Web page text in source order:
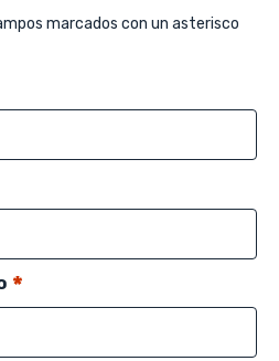
marcados con un asterisco
*